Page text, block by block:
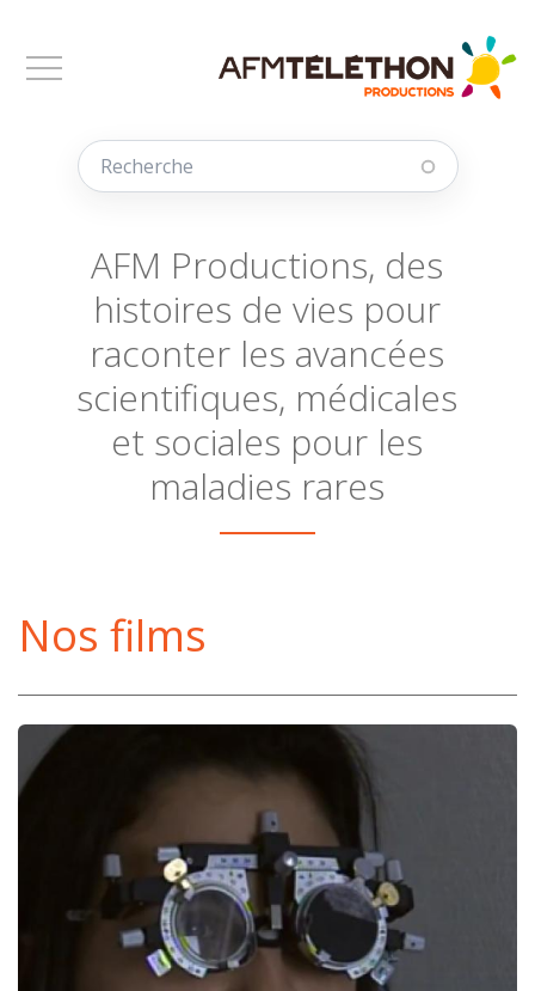
AFM Productions, des
histoires de vies pour
raconter les avancées
scientifiques, médicales
et sociales pour les
maladies rares
Nos films